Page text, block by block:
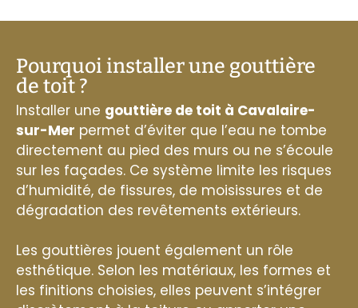
Pourquoi installer une gouttière
de toit ?
Installer une gouttière de toit à Cavalaire-
sur-Mer permet d’éviter que l’eau ne tombe
directement au pied des murs ou ne s’écoule
sur les façades. Ce système limite les risques
d’humidité, de fissures, de moisissures et de
dégradation des revêtements extérieurs.
Les gouttières jouent également un rôle
esthétique. Selon les matériaux, les formes et
les finitions choisies, elles peuvent s’intégrer